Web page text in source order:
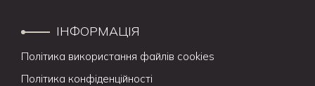
ІНФОРМАЦІЯ
Політика використання файлів cookies
Політика конфіденційності